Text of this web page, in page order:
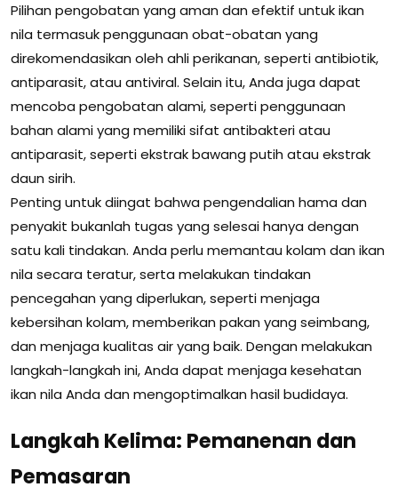
Pilihan pengobatan yang aman dan efektif untuk ikan
nila termasuk penggunaan obat-obatan yang
direkomendasikan oleh ahli perikanan, seperti antibiotik,
antiparasit, atau antiviral. Selain itu, Anda juga dapat
mencoba pengobatan alami, seperti penggunaan
bahan alami yang memiliki sifat antibakteri atau
antiparasit, seperti ekstrak bawang putih atau ekstrak
daun sirih.
Penting untuk diingat bahwa pengendalian hama dan
penyakit bukanlah tugas yang selesai hanya dengan
satu kali tindakan. Anda perlu memantau kolam dan ikan
nila secara teratur, serta melakukan tindakan
pencegahan yang diperlukan, seperti menjaga
kebersihan kolam, memberikan pakan yang seimbang,
dan menjaga kualitas air yang baik. Dengan melakukan
langkah-langkah ini, Anda dapat menjaga kesehatan
ikan nila Anda dan mengoptimalkan hasil budidaya.
Langkah Kelima: Pemanenan dan
Pemasaran